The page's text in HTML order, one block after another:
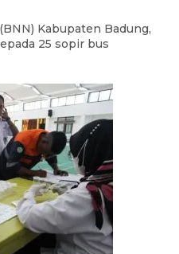
Kabupaten Badung,
25 sopir bus